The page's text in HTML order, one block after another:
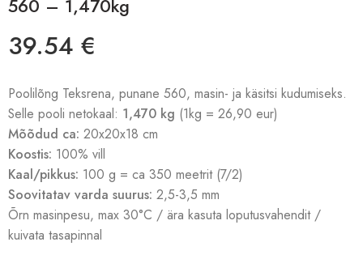
560 – 1,470kg
39.54 €
Poolilõng Teksrena, punane 560, masin- ja käsitsi kudumiseks.
Selle pooli netokaal: 1,470 kg (1kg = 26,90 eur)
Mõõdud ca: 20x20x18 cm
Koostis: 100% vill
Kaal/pikkus: 100 g = ca 350 meetrit (7/2)
Soovitatav varda suurus: 2,5-3,5 mm
Õrn masinpesu, max 30°C / ära kasuta loputusvahendit /
kuivata tasapinnal